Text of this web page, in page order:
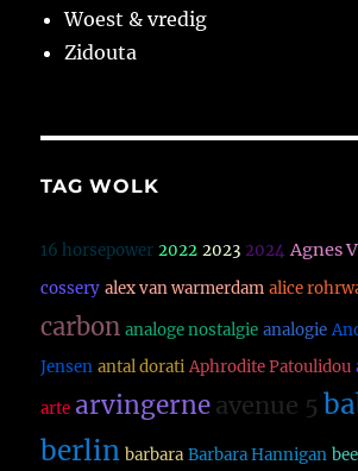
Woest & vredig
Zidouta
TAG WOLK
16 horsepower 2022 2023 2024 Agnes
cossery alex van warmerdam alice
carbon analoge nostalgie analogie
Jensen antal dorati Aphrodite Patoulidou
arte arvingerne avenue 5
berlin barbara Barbara Hannigan